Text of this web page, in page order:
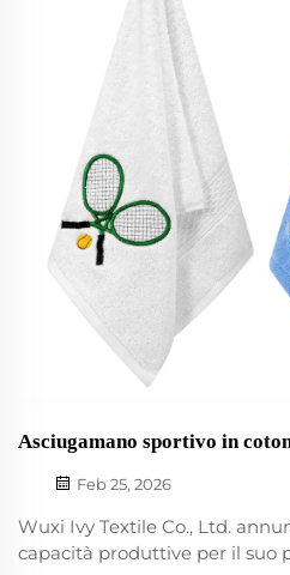
Asciugamano sportivo in
Feb 25, 2026
Wuxi Ivy Textile Co., Ltd.
capacità produttive per il suo